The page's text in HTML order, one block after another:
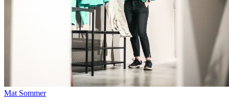
Mat Sommer